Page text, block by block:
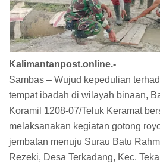
Kalimantanpost.online.-
Sambas – Wujud kepedulian
tempat ibadah di wilayah binaan,
Koramil 1208-07/Teluk Keramat
melaksanakan kegiatan gotong
jembatan menuju Surau Batu
Rezeki, Desa Terkadang, Kec.